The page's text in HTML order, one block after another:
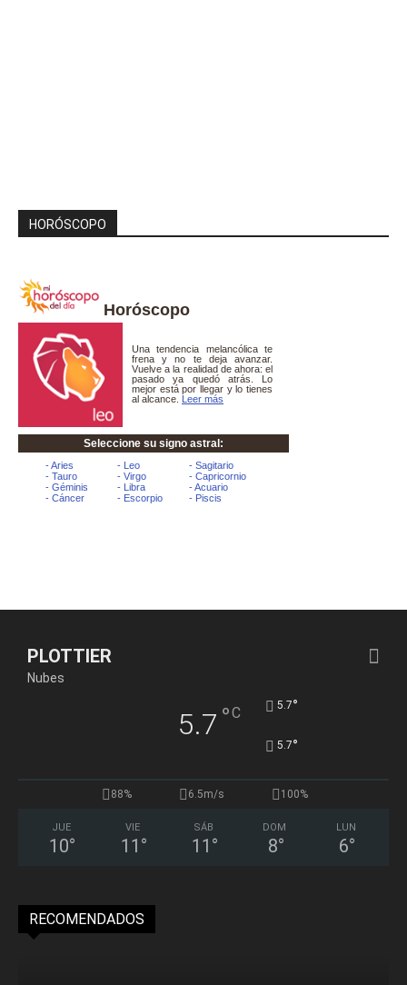
HORÓSCOPO
Horóscopo
PLOTTIER
Nubes
5.7 °C 5.7°
5.7°
88% 6.5m/s 100%
JUE
10°
VIE
11 °
SÁB
11 °
DOM
8°
LUN
6°
RECOMENDADOS